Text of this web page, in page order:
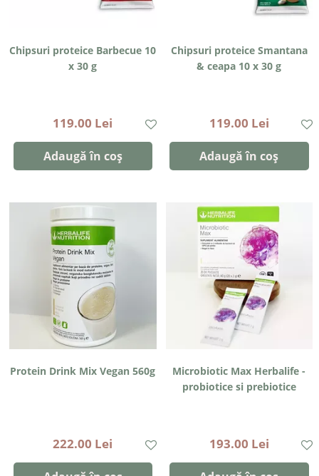
Chipsuri proteice Barbecue 10
x 30 g
119.00 Lei
Adaugă în coș
Chipsuri proteice Smantana
& ceapa 10 x 30 g
119.00 Lei
Adaugă în coș
Protein Drink Mix Vegan 560g
222.00 Lei
Microbiotic Max Herbalife -
probiotice si prebiotice
193.00 Lei